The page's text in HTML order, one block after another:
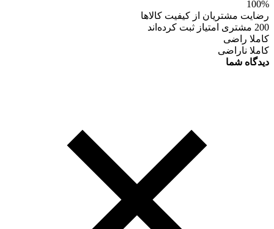
100%
رضایت مشتریان از کیفیت کالاها
200 مشتری امتیاز ثبت کرده‌اند
کاملا راضی
کاملا ناراضی
دیدگاه شما